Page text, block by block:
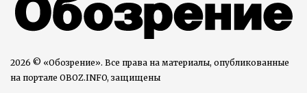
2026 © «Обозрение». Все права на материалы, опубликованные
на портале OBOZ.INFO, защищены